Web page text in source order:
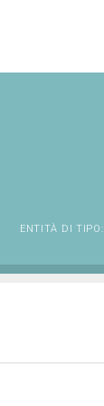
ENTITÀ DI TIPO: